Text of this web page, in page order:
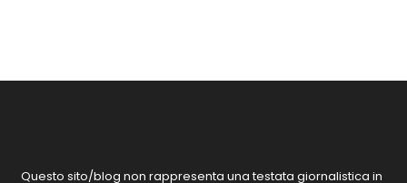
Questo sito/blog non rappresenta una testata giornalistica in